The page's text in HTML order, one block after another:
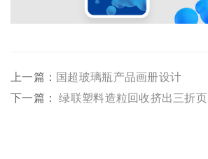
上一篇： 国超玻璃瓶产品画册设计
下一篇：绿联塑料造粒回收挤出三折页